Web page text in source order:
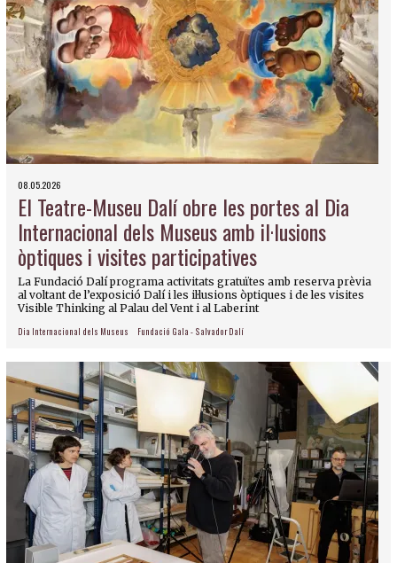
08.05.2026
El Teatre-Museu Dalí obre les portes al Dia
Internacional dels Museus amb il·lusions
òptiques i visites participatives
La Fundació Dalí programa activitats gratuïtes amb reserva prèvia
al voltant de l’exposició Dalí i les il·lusions òptiques i de les visites
Visible Thinking al Palau del Vent i al Laberint
Dia Internacional dels Museus Fundació Gala - Salvador Dalí